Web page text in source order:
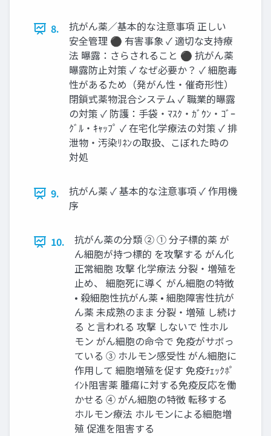
8.
抗がん薬／基本的な注意事項 正しい
安全管理 ⚫ 有害事象 ✓ 適切な支持療
法 曝露：さらされること ⚫ 抗がん薬
曝露防止対策 ✓ なぜ必要か？ ✓ 細胞毒
性があるため（発がん性・催奇形性）
閉鎖式薬物混合システム ✓ 職業的曝露
の対策 ✓ 防護：手袋・ﾏｽｸ・ｶﾞｳﾝ・ｺﾞｰ
ｸﾞﾙ・ｷｬｯﾌﾟ ✓ 在宅化学療法の対策 ✓ 排
泄物・汚染ﾘﾈﾝの取扱、こぼれた時の
対処
9.
抗がん薬 ✓ 基本的な注意事項 ✓ 作用機
序
10.
抗がん薬の分類 ② ① 分子標的薬 が
ん細胞が持つ標的 を攻撃する がん化
正常細胞 攻撃 化学療法 分裂・増殖を
止め、 細胞死に導く がん細胞の特徴
• 殺細胞性抗がん薬 • 細胞障害性抗が
ん薬 未成熟のまま 分裂・増殖 し続け
る と言われる 攻撃 しないで 性ホル
モン がん細胞の命令で 免疫がサボっ
ている ③ ホルモン感受性 がん細胞に
作用して 細胞増殖を促す 免疫ﾁｪｯｸﾎﾟ
ｲﾝﾄ阻害薬 腫瘍に対する免疫反応を働
かせる ④ がん細胞の特徴 転移する
ホルモン療法 ホルモンによる細胞増
殖 促進を阻害する